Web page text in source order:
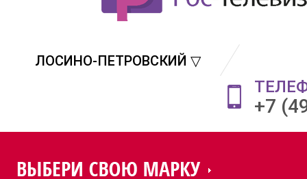
ЛОСИНО-ПЕТРОВСКИЙ ▽
+7